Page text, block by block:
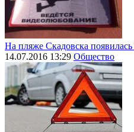
На пляже Скадовска появилась
14.07.2016 13:29 Общество